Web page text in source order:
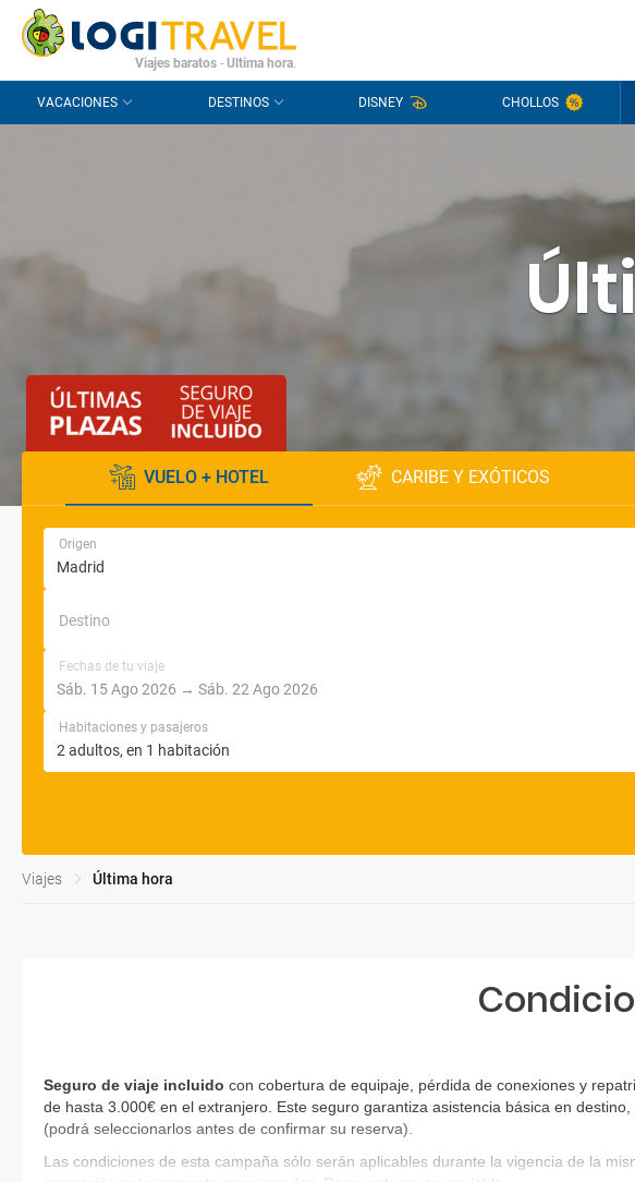
CONTACTO PREGUNTAS FRECUENTES
Viajes baratos- Ultima hora.
VACACIONES DESTINOS DISNEY CHOLLOS
VUELO + HOTEL CARIBE Y EXÓTICOS
Origen
Destino
Fechas de tu viaje
Habitaciones y pasajeros
Viajes Última hora
Seguro de viaje incluido con cobertura de equipaje, pérdida de conexiones y
de hasta 3.000€ en el extranjero. Este seguro garantiza asistencia básica en
(podrá seleccionarlos antes de confirmar su reserva)
Las condiciones de esta campaña sólo serán aplicables durante la vigencia de la